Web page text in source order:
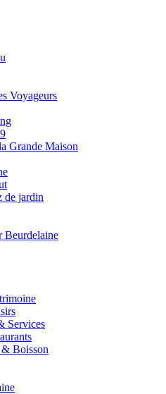
Voyageurs
Grande Maison
de jardin
Beurdelaine
Services
Boisson